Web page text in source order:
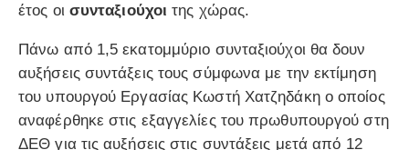
έτος οι συνταξιούχοι της χώρας.
Πάνω από 1,5 εκατομμύριο συνταξιούχοι θα δουν
αυξήσεις συντάξεις τους σύμφωνα με την εκτίμηση
του υπουργού Εργασίας Κωστή Χατζηδάκη ο οποίος
αναφέρθηκε στις εξαγγελίες του πρωθυπουργού στη
ΔΕΘ για τις αυξήσεις στις συντάξεις μετά από 12